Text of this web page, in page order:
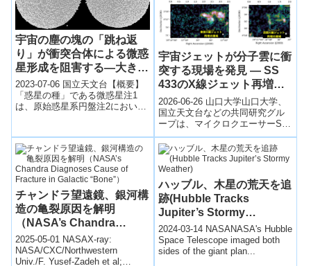
宇宙の塵の塊の「跳ね返
り」が衝突合体による微惑
星形成を阻害する―大きく
なるとくっつきにくくなる
粉状体の衝突挙動を発見
2023-07-06 国立天文台【概要】
「惑星の種」である微惑星注1
は、原始惑星系円盤注2において
れたと...
宇宙ジェットが分子雲に衝
突する現場を発見 — SS
433のX線ジェット再増光
の謎に迫る —
2026-06-26 山口大学山口大学、
国立天文台などの共同研究グル
ープは、マイクロクエーサーSS
433の大規模X線ジェット再増光
領域に対応する分子雲を、野
辺...
チャンドラ望遠鏡、銀河構
造の亀裂原因を解明
（NASA’s Chandra
Diagnoses Cause of
Fracture in Galactic
2025-05-01 NASAX-ray:
NASA/CXC/Northwestern
Univ./F. Yusef-Zadeh et al;
ハッブル、木星の荒天を追
跡(Hubble Tracks
Jupiter’s Stormy
Weather)
2024-03-14 NASANASA's Hubble
Space Telescope imaged both
sides of the giant plan...